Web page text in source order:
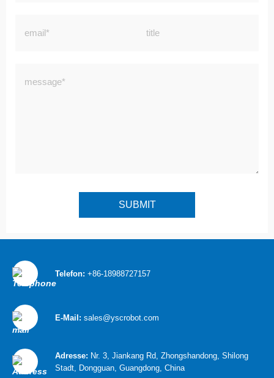
Telefon: +86-18988727157
E-Mail: sales@yscrobot.com
Adresse: Nr. 3, Jiankang Rd, Zhongshandong, Shilong
Stadt, Dongguan, Guangdong, China